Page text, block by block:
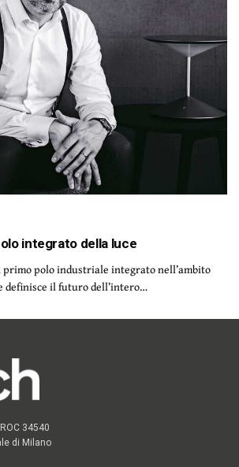
integrato della luce
primo polo industriale integrato nell’ambito
definisce il futuro dell’intero…
34540
di Milano